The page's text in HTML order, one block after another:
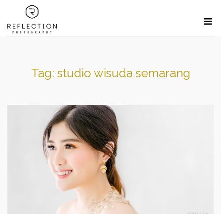
content
Tag: studio wisuda semarang